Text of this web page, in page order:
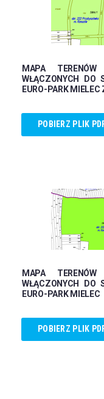
MAPA
WŁĄCZONYCH DO
EURO-PARK
POBIERZ PLIK
MAPA
WŁĄCZONYCH DO
EURO-PARK MIELEC
POBIERZ PLIK